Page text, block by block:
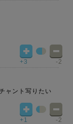
+3 -2
ャント写りたい
+1 -2